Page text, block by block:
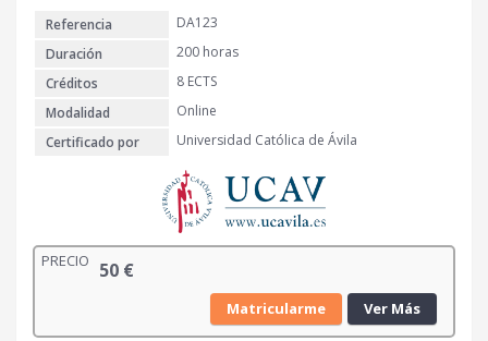
Referencia
DA123
Duración
200 horas
Créditos
8 ECTS
Modalidad
Online
Certificado por
Universidad Católica de Ávila
PRECIO 50 €
Matricularme Ver Más